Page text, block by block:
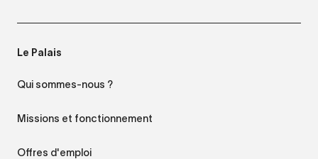
Le Palais
Qui sommes-nous ?
Missions et fonctionnement
Offres d'emploi